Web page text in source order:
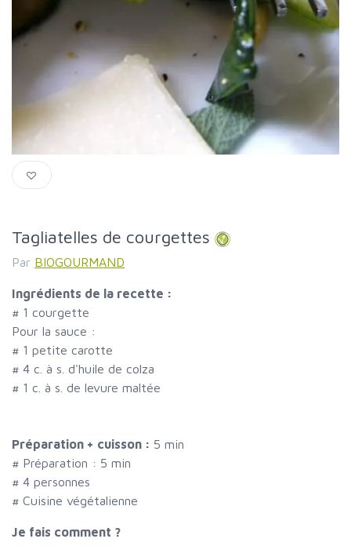
Tagliatelles de courgettes
Par BIOGOURMAND
Ingrédients de la recette :
# 1 courgette
Pour la sauce :
# 1 petite carotte
# 4 c. à s. d'huile de colza
# 1 c. à s. de levure maltée
Préparation + cuisson : 5 min
# Préparation : 5 min
# 4 personnes
# Cuisine végétalienne
Je fais comment ?